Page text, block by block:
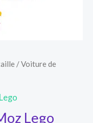
/ Voiture de
Lego
Lego